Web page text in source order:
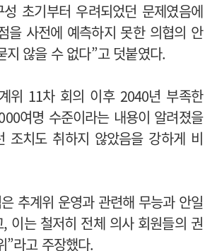
초기부터 우려되었던 문제였음에
을 사전에 예측하지 못한 의협의 안
지 않을 수 없다”고 덧붙였다.
위 11차 회의 이후 2040년 부족한
여명 수준이라는 내용이 알려졌을
조치도 취하지 않았음을 강하게 비
추계위 운영과 관련해 무능과 안일
이는 철저히 전체 의사 회원들의 권
”라고 주장했다.